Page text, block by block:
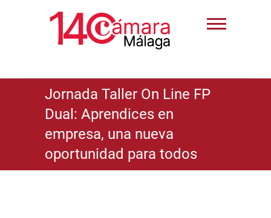
Jornada Taller On Line FP
Dual: Aprendices en
empresa, una nueva
oportunidad para todos